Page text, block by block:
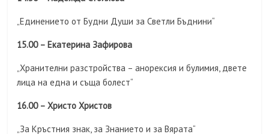
„Единението от Будни Души за Светли Бъднини“
15.00 – Екатерина Зафирова
„Хранителни разстройства – анорексия и булимия, двете
лица на една и съща болест“
16.00 – Христо Христов
„За Кръстния знак, за Знанието и за Вярата“